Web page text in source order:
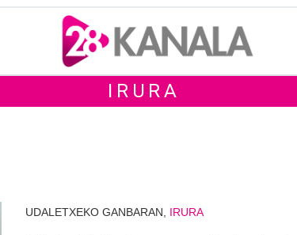
IRURA
UDALETXEKO GANBARAN, IRURA